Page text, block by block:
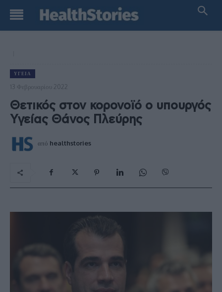
ΥΓΕΊΑ
13 Φεβρουαρίου 2022
Θετικός στον κορονοϊό ο υπουργός
Υγείας Θάνος Πλεύρης
από healthstories